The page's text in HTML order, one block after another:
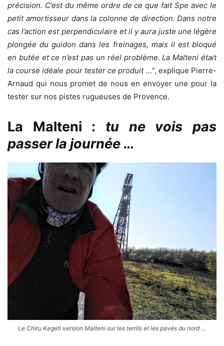
précision. C’est du même ordre de ce que fait Spe avec le
petit amortisseur dans la colonne de direction. Dans notre
cas l’action est perpendiculaire et il y aura juste une légère
plongée du guidon dans les freinages, mais il est bloqué
en butée et ce n’est pas un réel problème. La Malteni était
la course idéale pour tester ce produit …“, explique Pierre-
Arnaud qui nous promet de nous en envoyer une pour la
tester sur nos pistes rugueuses de Provence.
La Malteni : tu ne vois pas
passer la journée …
Le Chiru Kegeti version Malteni sur les terrils et les pavés du nord …